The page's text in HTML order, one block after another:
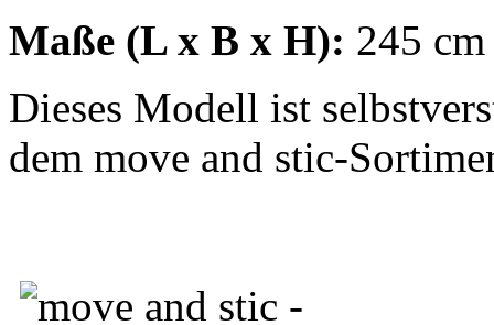
Maße (L x B x H): 245
Dieses Modell ist
dem move and stic-